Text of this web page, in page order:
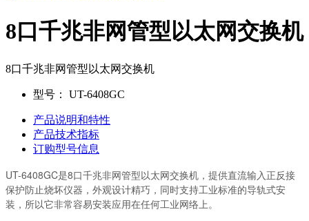
8口千兆非网管型以太网交换机
8口千兆非网管型以太网交换机
型号： UT-6408GC
产品说明和特性
产品技术指标
订购型号信息
UT-6408GC是8口千兆非网管型以太网交换机，提供直流输入正反接
保护防止烧坏仪器，外观设计精巧，同时支持工业标准的导轨式安
装，所以它非常容易安装应用在任何工业网络上。